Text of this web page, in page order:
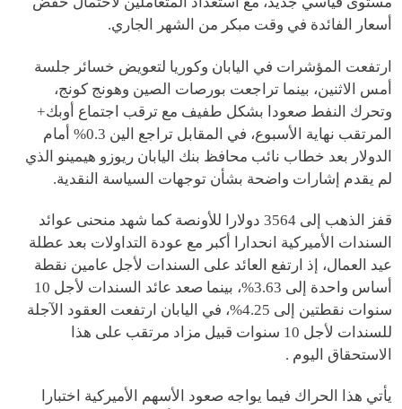
أسعار الفائدة في وقت مبكر من الشهر الجاري.
ارتفعت المؤشرات في اليابان وكوريا لتعويض خسائر جلسة
أمس الاثنين، بينما تراجعت بورصات الصين وهونج كونج،
وتحرك النفط صعودا بشكل طفيف مع ترقب اجتماع أوبك+
المرتقب نهاية الأسبوع، في المقابل تراجع الين 0.3% أمام
الدولار بعد خطاب نائب محافظ بنك اليابان ريوزو هيمينو الذي
لم يقدم إشارات واضحة بشأن توجهات السياسة النقدية.
قفز الذهب إلى 3564 دولارا للأونصة كما شهد منحنى عوائد
السندات الأميركية انحدارا أكبر مع عودة التداولات بعد عطلة
عيد العمال، إذ ارتفع العائد على السندات لأجل عامين نقطة
أساس واحدة إلى 3.63%، بينما صعد عائد السندات لأجل 10
سنوات نقطتين إلى 4.25%، في اليابان ارتفعت العقود الآجلة
للسندات لأجل 10 سنوات قبيل مزاد مرتقب على هذا
الاستحقاق اليوم .
يأتي هذا الحراك فيما يواجه صعود الأسهم الأميركية اختبارا